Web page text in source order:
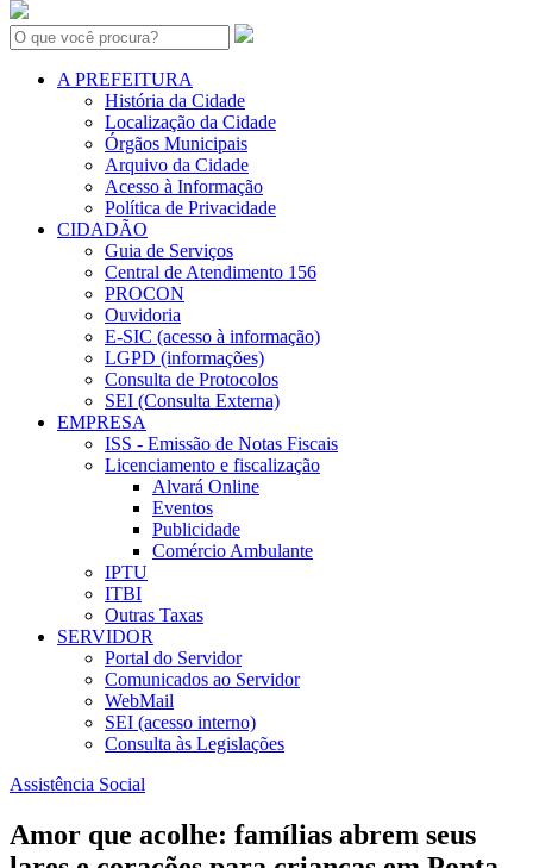
Search:
A PREFEITURA
História da Cidade
Localização da Cidade
Órgãos Municipais
Arquivo da Cidade
Acesso à Informação
Política de Privacidade
CIDADÃO
Guia de Serviços
Central de Atendimento 156
PROCON
Ouvidoria
E-SIC (acesso à informação)
LGPD (informações)
Consulta de Protocolos
SEI (Consulta Externa)
EMPRESA
ISS - Emissão de Notas Fiscais
Licenciamento e fiscalização
Alvará Online
Eventos
Publicidade
Comércio Ambulante
IPTU
ITBI
Outras Taxas
SERVIDOR
Portal do Servidor
Comunicados ao Servidor
WebMail
SEI (acesso interno)
Consulta às Legislações
Assistência Social
Amor que acolhe: famílias abrem seus